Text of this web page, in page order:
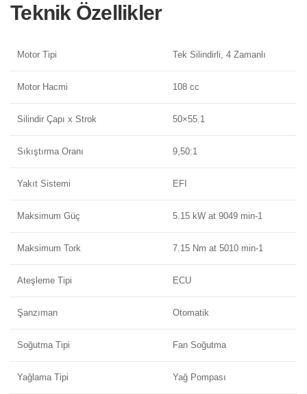
Teknik Özellikler
Motor Tipi Tek Silindirli, 4 Zamanlı
Motor Hacmi 108 cc
Silindir Çapı x Strok 50×55.1
Sıkıştırma Oranı 9,50:1
Yakıt Sistemi EFI
Maksimum Güç 5.15 kW at 9049 min-1
Maksimum Tork 7.15 Nm at 5010 min-1
Ateşleme Tipi ECU
Şanzıman Otomatik
Soğutma Tipi Fan Soğutma
Yağlama Tipi Yağ Pompası